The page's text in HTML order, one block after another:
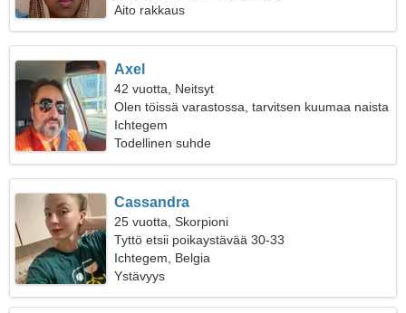
Aito rakkaus
Axel
42 vuotta, Neitsyt
Olen töissä varastossa, tarvitsen kuumaa naista
Ichtegem
Todellinen suhde
Cassandra
25 vuotta, Skorpioni
Tyttö etsii poikaystävää 30-33
Ichtegem, Belgia
Ystävyys